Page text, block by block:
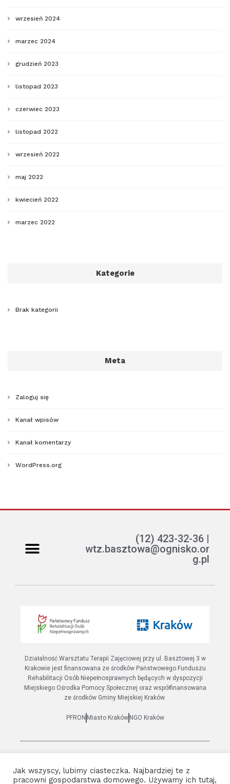
wrzesień 2024
marzec 2024
grudzień 2023
listopad 2023
czerwiec 2023
listopad 2022
wrzesień 2022
maj 2022
kwiecień 2022
marzec 2022
Kategorie
Brak kategorii
Meta
Zaloguj się
Kanał wpisów
Kanał komentarzy
WordPress.org
(12) 423-32-36 |
wtz.basztowa@ognisko.or
g.pl
Działalność Warsztatu Terapii Zajęciowej przy ul. Basztowej 3 w
Krakowie jest finansowana ze środków Państwowego Funduszu
Rehabilitacji Osób Niepełnosprawnych będących w dyspozycji
Miejskiego Ośrodka Pomocy Społecznej oraz współfinansowana
ze środków Gminy Miejskiej Kraków.
PFRON Miasto Kraków NGO Kraków
zajęciowej Basztowa 3
Jak wszyscy, lubimy ciasteczka. Najbardziej te z
pracowni gospodarstwa domowego. Używamy ich tutaj,